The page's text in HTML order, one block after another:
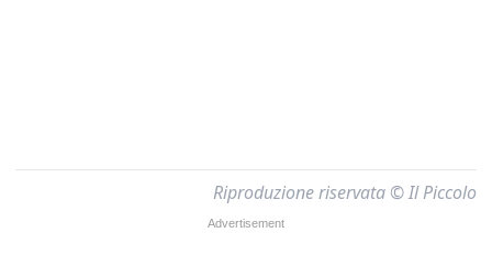
Riproduzione riservata © Il Piccolo